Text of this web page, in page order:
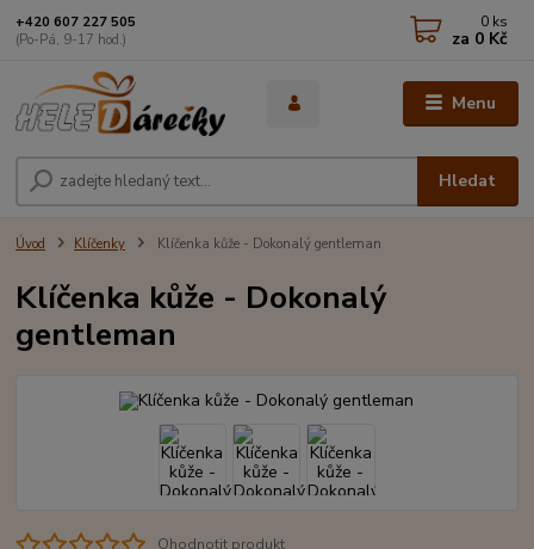
Menu
Hledat
+420 607 227 505
(Po-Pá, 9-17 hod.)
0 ks
za 0 Kč
Úvod Klíčenky Klíčenka kůže - Dokonalý gentleman
Klíčenka kůže - Dokonalý
gentleman
Ohodnotit produkt